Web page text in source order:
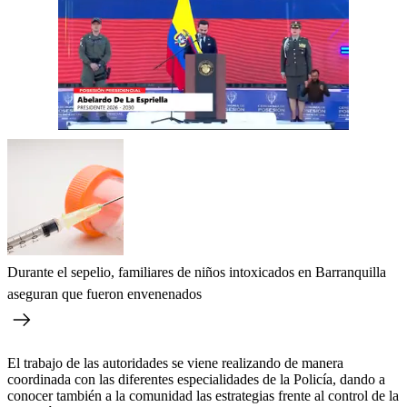
Durante el sepelio, familiares de niños intoxicados en Barranquilla
aseguran que fueron envenenados
El trabajo de las autoridades se viene realizando de manera
coordinada con las diferentes especialidades de la Policía, dando a
conocer también a la comunidad las estrategias frente al control de la